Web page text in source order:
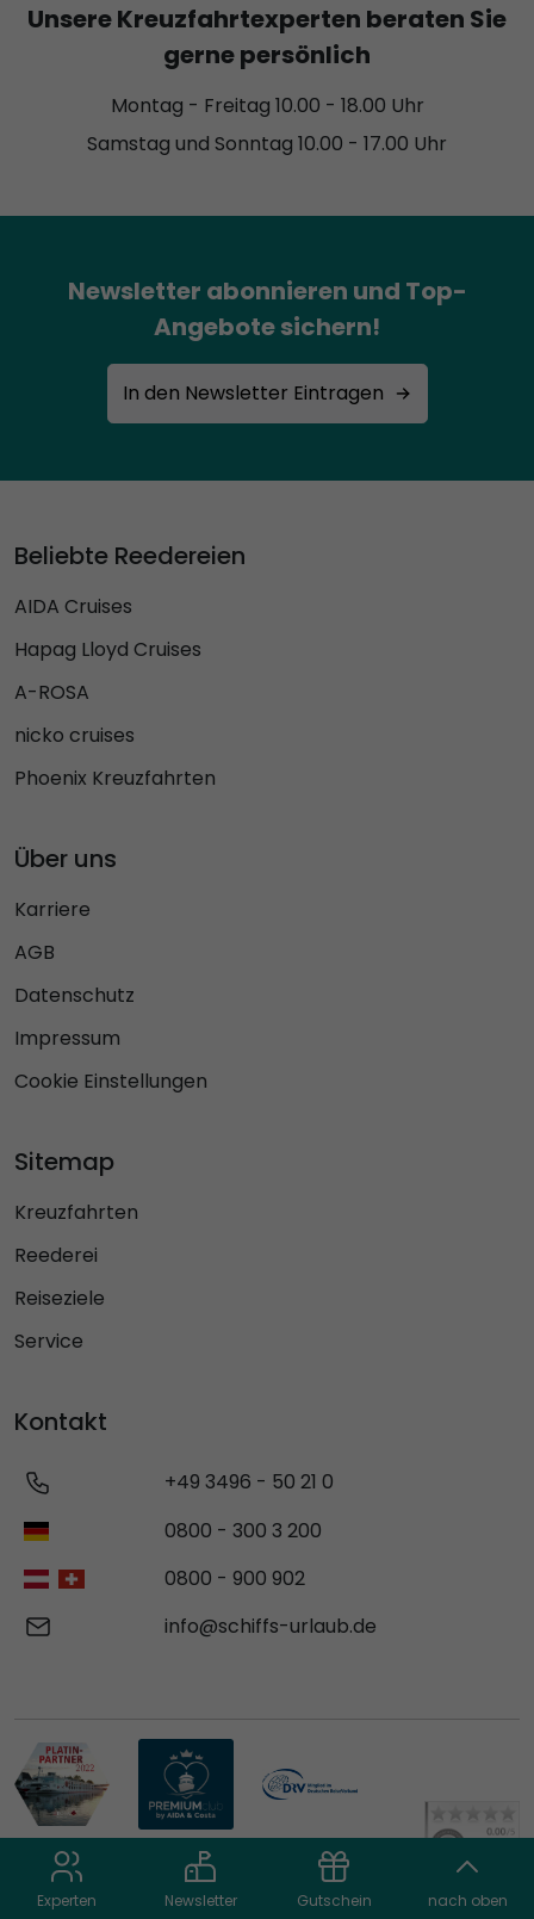
Experten Newsletter Gutschein nach oben
Unsere Kreuzfahrtexperten beraten Sie
gerne persönlich
Montag - Freitag 10.00 - 18.00 Uhr
Samstag und Sonntag 10.00 - 17.00 Uhr
Newsletter abonnieren und Top-
Angebote sichern!
In den Newsletter Eintragen
Beliebte Reedereien
AIDA Cruises
Hapag Lloyd Cruises
A-ROSA
nicko cruises
Phoenix Kreuzfahrten
Über uns
Karriere
AGB
Datenschutz
Impressum
Cookie Einstellungen
Sitemap
Kreuzfahrten
Reederei
Reiseziele
Service
Kontakt
+49 3496 - 50 21 0
0800 - 300 3 200
0800 - 900 902
info@schiffs-urlaub.de